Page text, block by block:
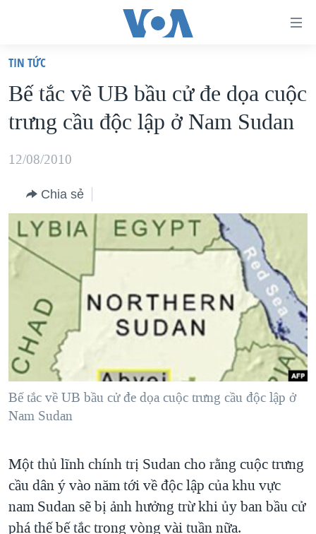
truy
cập
Tới
dung
chính
điều
hướng
chính
"Tìm"
VIỆT NAM
HOA KỲ
BIỂN ĐÔNG
BLOG
DIỄN ĐÀN
MỤC
TỰ DO BÁO CHÍ
VẠCH TRẦN TIN GIẢ
NGƯỜI VIỆT HẢI NGOẠI
ĐỜI SỐNG
KINH TẾ
VĂN HOÁ
THỂ THAO
GIÁO DỤC
CHUYÊN ĐỀ
CHIẾN TRANH THƯƠNG MẠI CỦA MỸ: QUÁ KHỨ VÀ HIỆN
TẠI
HÀNH TRÌNH BẦU CỬ 2024
MỘT NĂM CHIẾN TRANH TẠI DẢI GAZA
GIẢI MÃ VÀNH ĐAI & CON ĐƯỜNG
NGÀY TỊ NẠN THẾ GIỚI
GROUND ZERO – XƯA VÀ NAY
CÁC GIÁ TRỊ CỘNG HÒA Ở VIỆT NAM
HỌC TIẾNG ANH
VIDEO
NGHE
MẠNG XÃ HỘI
Ngôn ngữ khác
TIN TỨC
Bế tắc về UB bầu cử đe dọa cuộc
trưng cầu độc lập ở Nam Sudan
12/08/2010
Chia sẻ
Bế tắc về UB bầu cử đe dọa cuộc trưng cầu độc lập ở
Nam Sudan
Một thủ lĩnh chính trị Sudan cho rằng cuộc trưng
cầu dân ý vào năm tới về độc lập của khu vực
nam Sudan sẽ bị ảnh hưởng trừ khi ủy ban bầu cử
phá thế bế tắc trong vòng vài tuần nữa.